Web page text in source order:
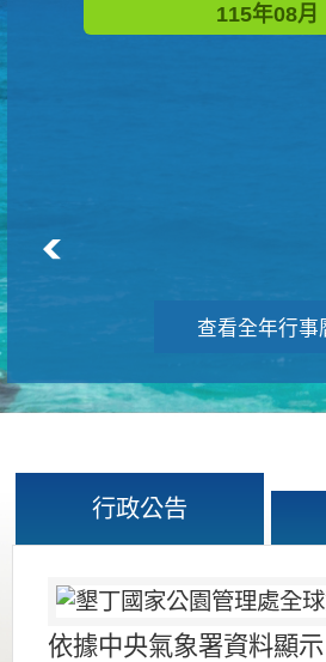
115年08月
查看全年行事
行政公告
依據中央氣象署資料顯